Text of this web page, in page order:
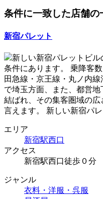
条件に一致した店舗の
新宿パレット
新しい新宿パレットビ
条件にあります。 乗降客
田急線・京王線・丸ノ内
で埼玉方面、また、都営
結ばれ、その集客圏域の
言えます。 新しい新宿パ
エリア
新宿駅西口
アクセス
新宿駅西口徒歩０分
ジャンル
衣料・洋服・呉服